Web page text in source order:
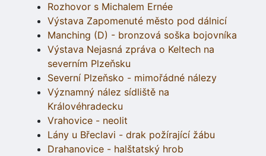
Rozhovor s Michalem Ernée
Výstava Zapomenuté město pod dálnicí
Manching (D) - bronzová soška bojovníka
Výstava Nejasná zpráva o Keltech na
severním Plzeňsku
Severní Plzeňsko - mimořádné nálezy
Významný nález sídliště na
Královéhradecku
Vrahovice - neolit
Lány u Břeclavi - drak požírající žábu
Drahanovice - halštatský hrob